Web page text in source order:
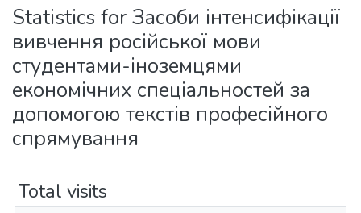
Collections
All of DSpace
Statistics for Засоби інтенсифікації
вивчення російської мови
студентами-іноземцями
економічних спеціальностей за
допомогою текстів професійного
спрямування
Total visits